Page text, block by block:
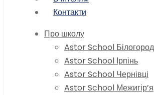
Контакти
Про школу
Astor School
Astor School Ірпінь
Astor School Чернівці
Astor School Межигір’я